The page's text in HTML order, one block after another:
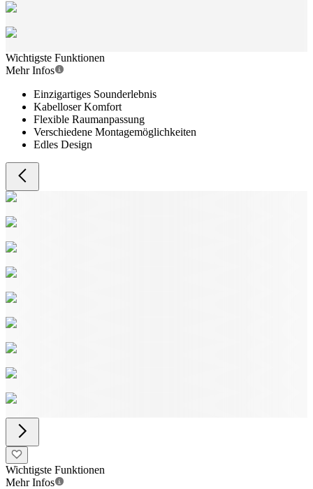
Wichtigste Funktionen
Mehr Infos
Einzigartiges Sounderlebnis
Kabelloser Komfort
Flexible Raumanpassung
Verschiedene Montagemöglichkeiten
Edles Design
Wichtigste Funktionen
Mehr Infos